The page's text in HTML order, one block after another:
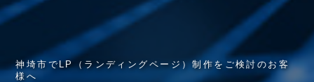
神 埼市 でLP （ ラ ンディン グ ペ ー ジ ）制 作 を ご検討 の お 客
様 へ